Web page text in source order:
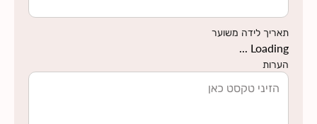
תאריך לידה משוער
Loading ...
הערות